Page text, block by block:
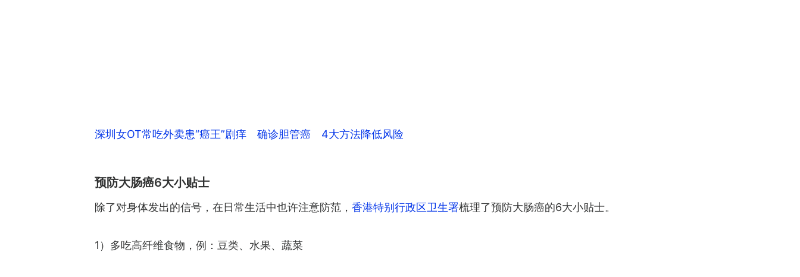
深圳女OT常吃外卖患“癌王”剧痒 确诊胆管癌 4大方法降低风险
预防大肠癌6大小贴士
除了对身体发出的信号，在日常生活中也许注意防范， 香港特别行政区卫生署梳理了预防大肠癌的6大小贴士。
1）多吃高纤维食物，例：豆类、水果、蔬菜